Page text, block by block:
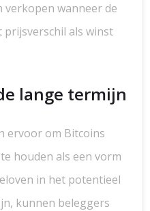
verkopen wanneer de
als winst
lange termijn
ervoor om Bitcoins
houden als een vorm
in het potentieel
kunnen beleggers